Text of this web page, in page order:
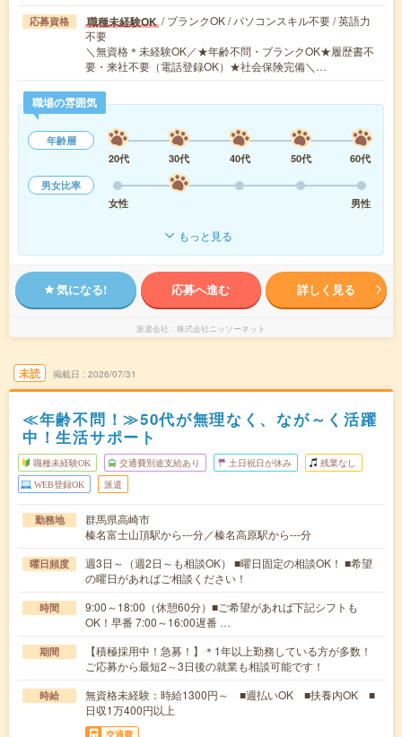
応募資格 職種未経験OK / ブランクOK / パソコンスキル不要 / 英語力
不要
＼無資格＊未経験OK／★年齢不問・ブランクOK★履歴書不
要・来社不要（電話登録OK）★社会保険完備＼…
職場の雰囲気
年齢層
20代
30代 40代 50代
60代
男女比率
女性
男性
もっと見る
気になる! 応募へ進む 詳しく見る
派遣会社 株式会社ニッソーネット
未読 掲載日 2026/07/31
≪年齢不問！≫50代が無理なく、なが～く活躍
中！生活サポート
職種未経験OK 交通費別途支給あり 土日祝日が休み 残業なし
WEB登録OK 派遣
勤務地
群馬県高崎市
榛名富士山頂駅から---分／榛名高原駅から---分
曜日頻度
週3日～（週2日～も相談OK） ■曜日固定の相談OK！ ■希望
の曜日があればご相談ください！
時間
9:00～18:00（休憩60分）■ご希望があれば下記シフトも
OK！早番 7:00～16:00遅番 …
期間
【積極採用中！急募！】＊1年以上勤務している方が多数！
ご応募から最短2～3日後の就業も相談可能です！
時給
無資格未経験：時給1300円～ ■週払いOK ■扶養内OK ■
日収1万400円以上
交通費